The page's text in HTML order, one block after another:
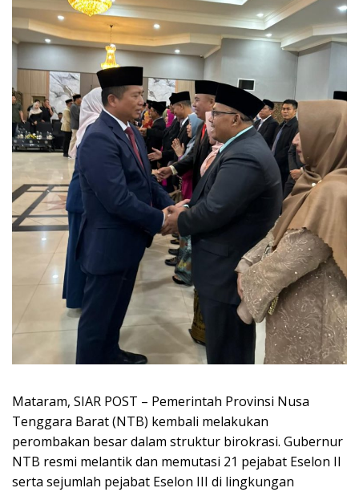
Mataram, SIAR POST – Pemerintah Provinsi Nusa
Tenggara Barat (NTB) kembali melakukan
perombakan besar dalam struktur birokrasi. Gubernur
NTB resmi melantik dan memutasi 21 pejabat Eselon II
serta sejumlah pejabat Eselon III di lingkungan